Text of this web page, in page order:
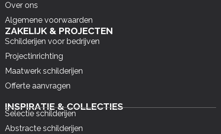
Over ons
Algemene voorwaarden
ZAKELIJK & PROJECTEN
Schilderijen voor bedrijven
Projectinrichting
Maatwerk schilderijen
Offerte aanvragen
INSPIRATIE & COLLECTIES
Selectie schilderijen
Abstracte schilderijen